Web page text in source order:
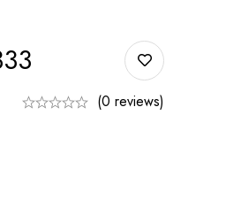
(0 reviews)